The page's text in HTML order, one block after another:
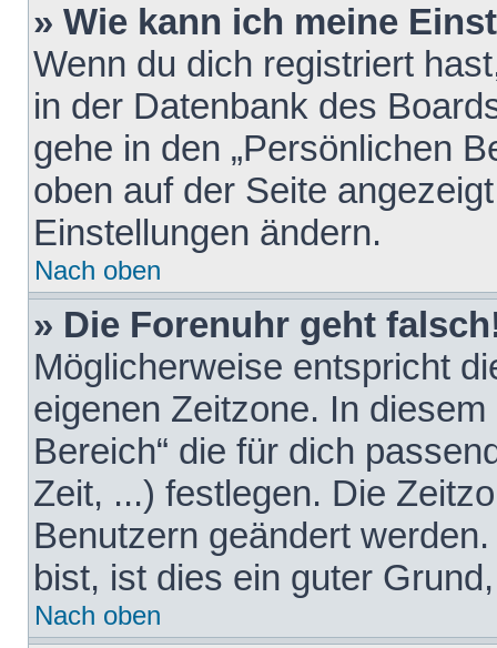
» Wie kann ich meine
Wenn du dich registriert
in der Datenbank des
gehe in den „Persönlichen
oben auf der Seite
Einstellungen ändern.
Nach oben
» Die Forenuhr geht
Möglicherweise entspricht
eigenen Zeitzone. In
Bereich“ die für dich
Zeit, ...) festlegen. Die
Benutzern geändert
bist, ist dies ein guter
Nach oben